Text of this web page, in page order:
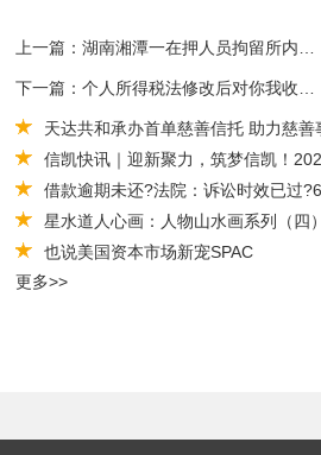
天达共和承办首单慈善信托 助力慈善
信凯快讯｜迎新聚力，筑梦信凯！2023
借款逾期未还?法院：诉讼时效已过
星水道人心画：人物山水画系列（四）
也说美国资本市场新宠SPAC
更多>>